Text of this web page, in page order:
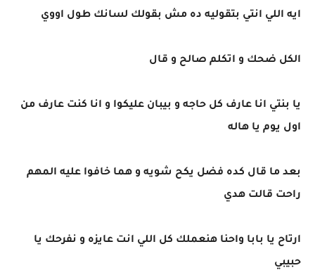
ايه اللي انتي بتقوليه ده مش بقولك لسانك طول اووي
الكل ضحك و اتكلم صالح و قال
يا بنتي انا عارف كل حاجه و بيبان عليكوا و انا كنت عارف من
اول يوم يا هاله
بعد ما قال كده فضل يكح شويه و هما خافوا عليه المهم
راحت قالت هدي
ارتاح يا بابا واحنا هنعملك كل اللي انت عايزه و نفرحك يا
حبيبي